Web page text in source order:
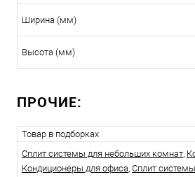
Ширина (мм)
Высота (мм)
ПРОЧИЕ:
Товар в подборках
Сплит системы для небольших комнат,
Кондиционеры для офиса, Сплит